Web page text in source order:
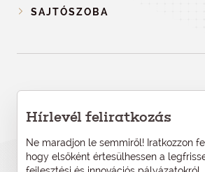
SAJTÓSZOBA
Hírlevél feliratkozás
Ne maradjon le semmiről! Iratkozzon
hogy elsőként értesülhessen a